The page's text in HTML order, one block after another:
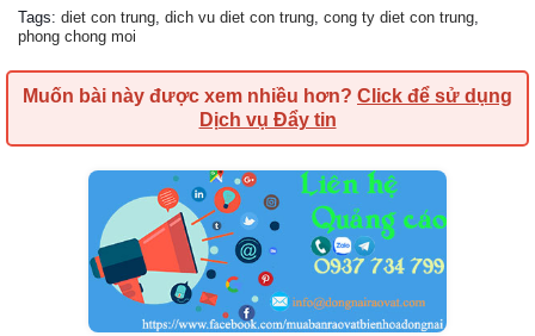
Tags: diet con trung, dich vu diet con trung, cong ty diet con trung,
phong chong moi
Muốn bài này được xem nhiều hơn? Click để sử dụng
Dịch vụ Đẩy tin